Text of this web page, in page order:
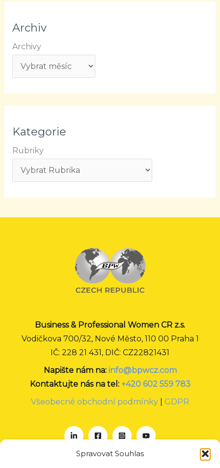
Spravovat Souhlas
Archiv
Archivy
Kategorie
Rubriky
Business & Professional Women CR z.s.
Vodičkova 700/32, Nové Město, 110 00 Praha 1
IČ: 228 21 431, DIČ: CZ22821431
Napište nám na: info@bpwcz.com
Kontaktujte nás na tel: +420 602 559 783
Všeobecné obchodní podmínky
GDPR